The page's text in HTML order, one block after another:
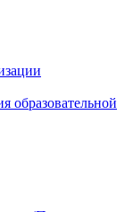
образовательной